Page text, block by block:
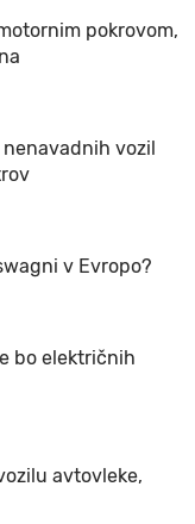
pokrovom,
vozil
v Evropo?
bo električnih
avtovleke,